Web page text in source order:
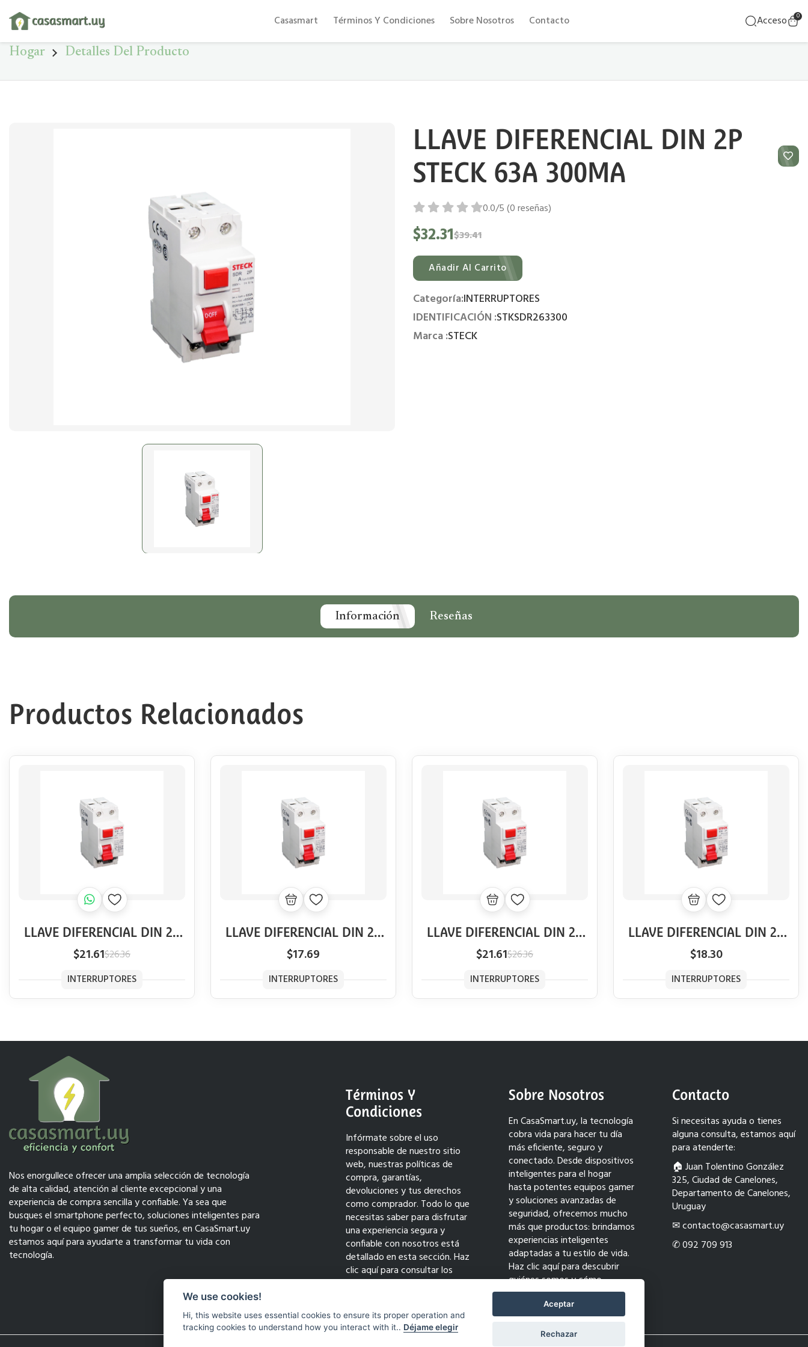
Casasmart Términos Y Condiciones Sobre Nosotros Contacto Acceso 0
Hogar Detalles Del Producto
LLAVE DIFERENCIAL DIN 2P
STECK 63A 300MA
0.0/5 (0 reseñas)
$32.31$39.41
Añadir Al Carrito
Categoría:INTERRUPTORES
IDENTIFICACIÓN :STKSDR263300
Marca :STECK
Información Reseñas
Productos Relacionados
LLAVE DIFERENCIAL DIN 2P
STECK 25A 300MA
$21.61$26.36
INTERRUPTORES
LLAVE DIFERENCIAL DIN 2P
STECK 25A 30MA
$17.69
INTERRUPTORES
LLAVE DIFERENCIAL DIN 2P
STECK 40A 300MA
$21.61$26.36
INTERRUPTORES
LLAVE DIFERENCIAL DIN 2P
STECK 40A 30MA
$18.30
INTERRUPTORES
Nos enorgullece ofrecer una amplia selección de tecnología
de alta calidad, atención al cliente excepcional y una
experiencia de compra sencilla y confiable. Ya sea que
busques el smartphone perfecto, soluciones inteligentes para
tu hogar o el equipo gamer de tus sueños, en CasaSmart.uy
estamos aquí para ayudarte a transformar tu vida con
tecnología.
Términos Y
Condiciones
Infórmate sobre el uso
responsable de nuestro sitio
web, nuestras políticas de
compra, garantías,
devoluciones y tus derechos
como comprador. Todo lo que
necesitas saber para disfrutar
una experiencia segura y
confiable con nosotros está
detallado en esta sección. Haz
clic aquí para consultar los
términos completos y comprar
Sobre Nosotros
En CasaSmart.uy, la tecnología
cobra vida para hacer tu día
más eficiente, seguro y
conectado. Desde dispositivos
inteligentes para el hogar
hasta potentes equipos gamer
y soluciones avanzadas de
seguridad, ofrecemos mucho
más que productos: brindamos
experiencias inteligentes
adaptadas a tu estilo de vida.
Haz clic aquí para descubrir
quiénes somos y cómo
transformamos tu mundo con
innovación.
Contacto
Si necesitas ayuda o tienes
alguna consulta, estamos aquí
para atenderte:
🏠︎ Juan Tolentino González
325, Ciudad de Canelones,
Departamento de Canelones,
Uruguay
✉ contacto@casasmart.uy
✆ 092 709 913
We use cookies!
Hi, this website uses essential cookies to ensure its proper operation and
tracking cookies to understand how you interact with it.. Déjame elegir
Aceptar
Rechazar